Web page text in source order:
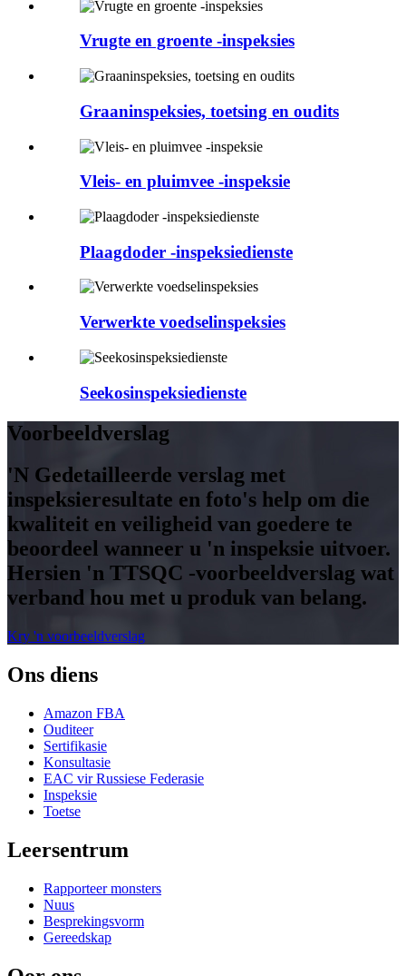
Vrugte en groente -inspeksies
Graaninspeksies, toetsing en oudits
Vleis- en pluimvee -inspeksie
Plaagdoder -inspeksiedienste
Verwerkte voedselinspeksies
Seekosinspeksiedienste
Voorbeeldverslag
'N Gedetailleerde verslag met
inspeksieresultate en foto's help om die
kwaliteit en veiligheid van goedere te
beoordeel wanneer u 'n inspeksie uitvoer.
Hersien 'n TTSQC -voorbeeldverslag wat
verband hou met u produk van belang.
Kry 'n voorbeeldverslag
Ons diens
Amazon FBA
Ouditeer
Sertifikasie
Konsultasie
EAC vir Russiese Federasie
Inspeksie
Toetse
Leersentrum
Rapporteer monsters
Nuus
Besprekingsvorm
Gereedskap